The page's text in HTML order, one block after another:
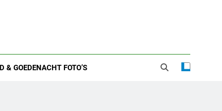
over zijn huwelijk en privéleven
& GOEDENACHT FOTO’S